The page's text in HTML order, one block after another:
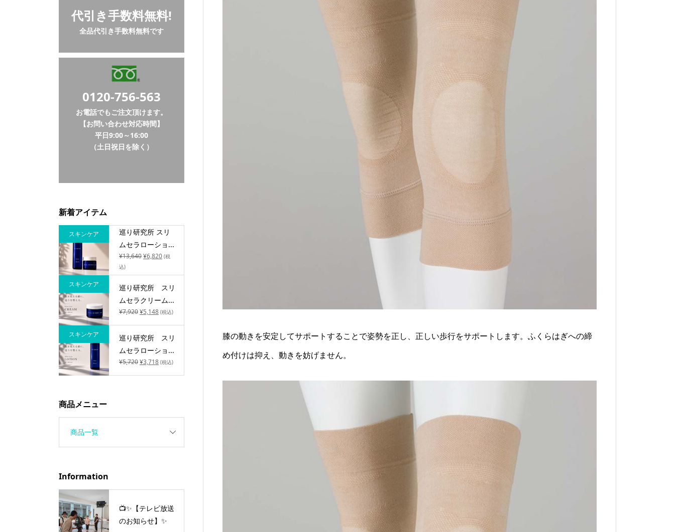
膝の動きを安定してサポートすることで姿勢を正し、正しい歩行をサポートします。ふくらはぎへの締
め付けは抑え、動きを妨げません。
代引き手数料無料!
全品代引き手数料無料です
0120-756-563
お電話でもご注文頂けます。
【お問い合わせ対応時間】
平日9:00～16:00
（土日祝日を除く）
新着アイテム
巡り研究所 スリ
ムセラローショ...
¥13,640¥6,820 (税
込)
スキンケア
巡り研究所 スリ
ムセラクリーム...
¥7,920¥5,148 (税込)
スキンケア
巡り研究所 スリ
ムセラローショ...
¥5,720¥3,718 (税込)
スキンケア
商品メニュー
商品一覧
Information
📺✨【テレビ放送
のお知らせ】✨